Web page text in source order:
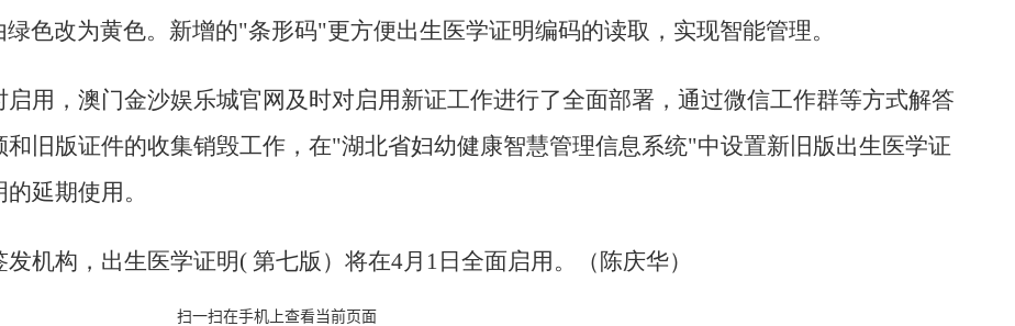
绿色改为黄色。新增的"条形码"更方便出生医学证明编码的读取，实现智能管理。
启用，澳门金沙娱乐城官网及时对启用新证工作进行了全面部署，通过微信工作群等方式解答
旧版证件的收集销毁工作，在"湖北省妇幼健康智慧管理信息系统"中设置新旧版出生医学证
延期使用。
机构， 出生医学证明( 第七版）将在4月1日全面启用。（陈庆华）
扫一扫在手机上查看当前页面